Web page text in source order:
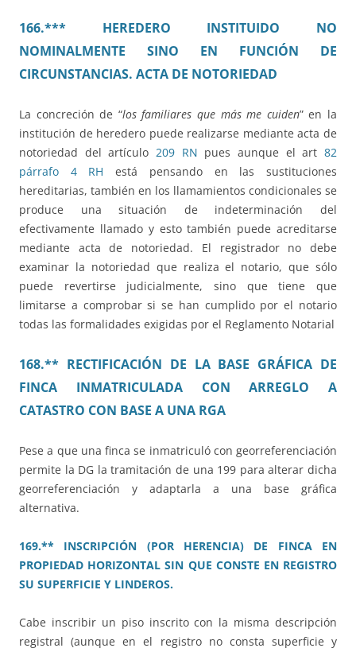
166.*** HEREDERO INSTITUIDO NO
NOMINALMENTE SINO EN FUNCIÓN DE
CIRCUNSTANCIAS. ACTA DE NOTORIEDAD
La concreción de “los familiares que más me cuiden” en la
institución de heredero puede realizarse mediante acta de
notoriedad del artículo 209 RN pues aunque el art82
párrafo 4 RH está pensando en las sustituciones
hereditarias, también en los llamamientos condicionales se
produce una situación de indeterminación del
efectivamente llamado y esto también puede acreditarse
mediante acta de notoriedad. El registrador no debe
examinar la notoriedad que realiza el notario, que sólo
puede revertirse judicialmente, sino que tiene que
limitarse a comprobar si se han cumplido por el notario
todas las formalidades exigidas por el Reglamento Notarial
168.** RECTIFICACIÓN DE LA BASE GRÁFICA DE
FINCA INMATRICULADA CON ARREGLO A
CATASTRO CON BASE A UNA RGA
Pese a que una finca se inmatriculó con georreferenciación
permite la DG la tramitación de una 199 para alterar dicha
georreferenciación y adaptarla a una base gráfica
alternativa.
169.** INSCRIPCIÓN (POR HERENCIA) DE FINCA EN
PROPIEDAD HORIZONTAL SIN QUE CONSTE EN REGISTRO
SU SUPERFICIE Y LINDEROS.
Cabe inscribir un piso inscrito con la misma descripción
registral (aunque en el registro no consta superficie y